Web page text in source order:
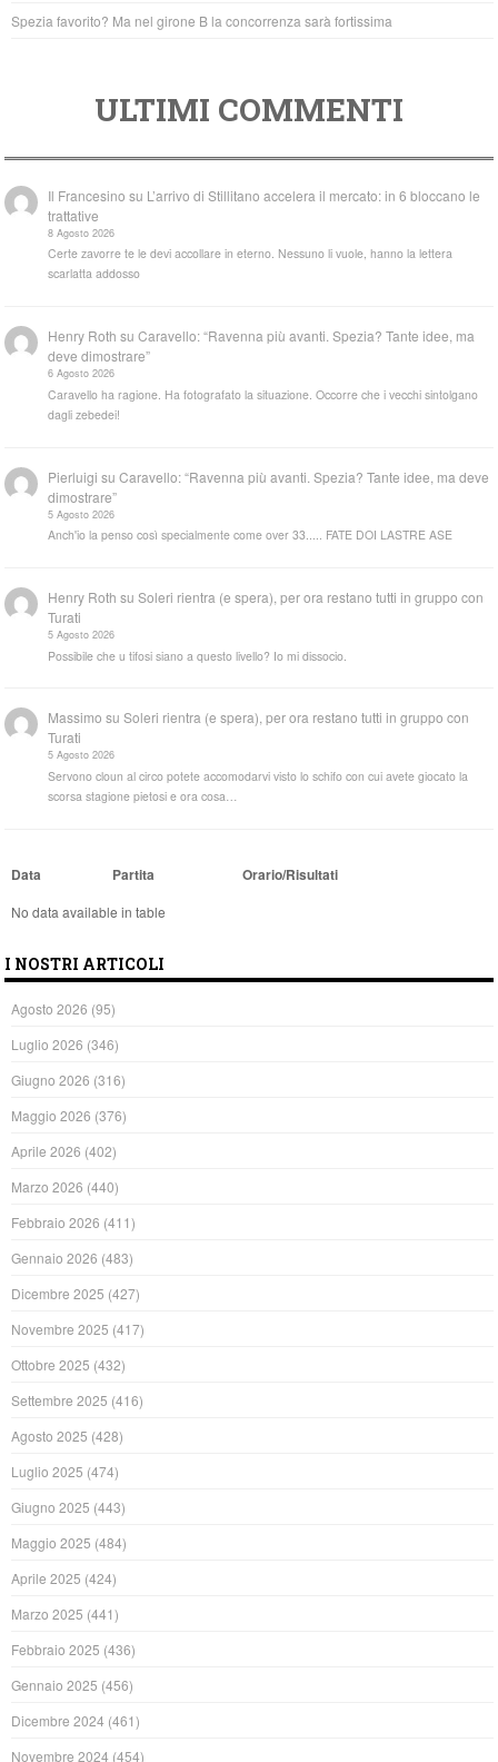
Spezia favorito? Ma nel girone B la concorrenza sarà fortissima
ULTIMI COMMENTI
Il Francesino su L’arrivo di Stillitano accelera il mercato: in 6 bloccano le
trattative
8 Agosto 2026
Certe zavorre te le devi accollare in eterno. Nessuno li vuole, hanno la lettera
scarlatta addosso
Henry Roth suCaravello: “Ravenna più avanti. Spezia? Tante idee, ma
deve dimostrare”
6 Agosto 2026
Caravello ha ragione. Ha fotografato la situazione. Occorre che i vecchi sintolgano
dagli zebedei!
Pierluigi suCaravello: “Ravenna più avanti. Spezia? Tante idee, ma deve
dimostrare”
5 Agosto 2026
Anch'io la penso così specialmente come over 33..... FATE DOI LASTRE ASE
Henry Roth suSoleri rientra (e spera), per ora restano tutti in gruppo con
Turati
5 Agosto 2026
Possibile che u tifosi siano a questo livello? Io mi dissocio.
Massimo suSoleri rientra (e spera), per ora restano tutti in gruppo con
Turati
5 Agosto 2026
Servono cloun al circo potete accomodarvi visto lo schifo con cui avete giocato la
scorsa stagione pietosi e ora cosa…
Data Partita Orario/Risultati
No data available in table
I NOSTRI ARTICOLI
Agosto 2026 (95)
Luglio 2026 (346)
Giugno 2026 (316)
Maggio 2026 (376)
Aprile 2026 (402)
Marzo 2026 (440)
Febbraio 2026 (411)
Gennaio 2026 (483)
Dicembre 2025 (427)
Novembre 2025 (417)
Ottobre 2025 (432)
Settembre 2025 (416)
Agosto 2025 (428)
Luglio 2025 (474)
Giugno 2025 (443)
Maggio 2025 (484)
Aprile 2025 (424)
Marzo 2025 (441)
Febbraio 2025 (436)
Gennaio 2025 (456)
Dicembre 2024 (461)
Novembre 2024 (454)